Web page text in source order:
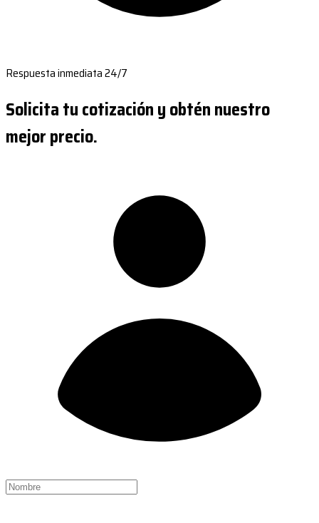
Respuesta inmediata 24/7
Solicita tu cotización y obtén nuestro
mejor precio.